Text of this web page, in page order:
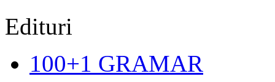
Edituri
100+1 GRAMAR